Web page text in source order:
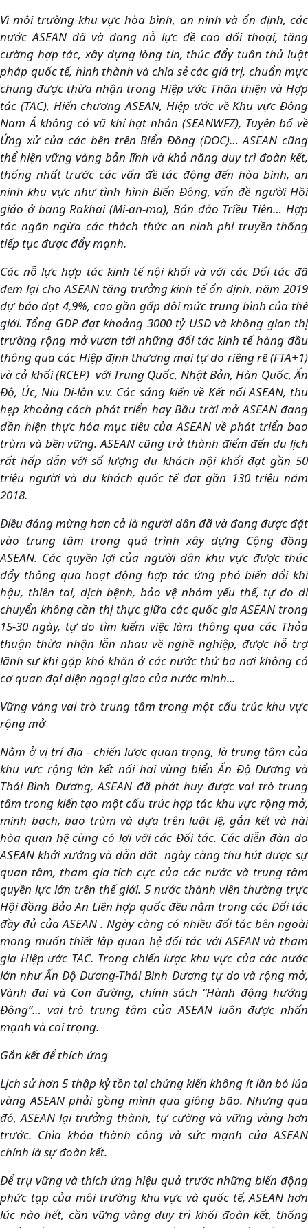
Vì môi trường khu vực hòa bình, an ninh và ổn định, các
nước ASEAN đã và đang nỗ lực đề cao đối thoại, tăng
cường hợp tác, xây dựng lòng tin, thúc đẩy tuân thủ luật
pháp quốc tế, hình thành và chia sẻ các giá trị, chuẩn mực
chung được thừa nhận trong Hiệp ước Thân thiện và Hợp
tác (TAC), Hiến chương ASEAN, Hiệp ước về Khu vực Đông
Nam Á không có vũ khí hạt nhân (SEANWFZ), Tuyên bố về
Ứng xử của các bên trên Biển Đông (DOC)… ASEAN cũng
thể hiện vững vàng bản lĩnh và khả năng duy trì đoàn kết,
thống nhất trước các vấn đề tác động đến hòa bình, an
ninh khu vực như tình hình Biển Đông, vấn đề người Hồi
giáo ở bang Rakhai (Mi-an-ma), Bán đảo Triều Tiên… Hợp
tác ngăn ngừa các thách thức an ninh phi truyền thống
tiếp tục được đẩy mạnh.
Các nỗ lực hợp tác kinh tế nội khối và với các Đối tác đã
đem lại cho ASEAN tăng trưởng kinh tế ổn định, năm 2019
dự báo đạt 4,9%, cao gần gấp đôi mức trung bình của thế
giới. Tổng GDP đạt khoảng 3000 tỷ USD và không gian thị
trường rộng mở vươn tới những đối tác kinh tế hàng đầu
thông qua các Hiệp định thương mại tự do riêng rẽ (FTA+1)
và cả khối (RCEP) với Trung Quốc, Nhật Bản, Hàn Quốc, Ấn
Độ, Úc, Niu Di-lân v.v. Các sáng kiến về Kết nối ASEAN, thu
hẹp khoảng cách phát triển hay Bầu trời mở ASEAN đang
dần hiện thực hóa mục tiêu của ASEAN về phát triển bao
trùm và bền vững. ASEAN cũng trở thành điểm đến du lịch
rất hấp dẫn với số lượng du khách nội khối đạt gần 50
triệu người và du khách quốc tế đạt gần 130 triệu năm
2018.
Điều đáng mừng hơn cả là người dân đã và đang được đặt
vào trung tâm trong quá trình xây dựng Cộng đồng
ASEAN. Các quyền lợi của người dân khu vực được thúc
đẩy thông qua hoạt động hợp tác ứng phó biến đổi khí
hậu, thiên tai, dịch bệnh, bảo vệ nhóm yếu thế, tự do di
chuyển không cần thị thực giữa các quốc gia ASEAN trong
15-30 ngày, tự do tìm kiếm việc làm thông qua các Thỏa
thuận thừa nhận lẫn nhau về nghề nghiệp, được hỗ trợ
lãnh sự khi gặp khó khăn ở các nước thứ ba nơi không có
cơ quan đại diện ngoại giao của nước mình...
Vững vàng vai trò trung tâm trong một cấu trúc khu vực
rộng mở
Nằm ở vị trí địa - chiến lược quan trọng, là trung tâm của
khu vực rộng lớn kết nối hai vùng biển Ấn Độ Dương và
Thái Bình Dương, ASEAN đã phát huy được vai trò trung
tâm trong kiến tạo một cấu trúc hợp tác khu vực rộng mở,
minh bạch, bao trùm và dựa trên luật lệ, gắn kết và hài
hòa quan hệ cùng có lợi với các Đối tác. Các diễn đàn do
ASEAN khởi xướng và dẫn dắt ngày càng thu hút được sự
quan tâm, tham gia tích cực của các nước và trung tâm
quyền lực lớn trên thế giới. 5 nước thành viên thường trực
Hội đồng Bảo An Liên hợp quốc đều nằm trong các Đối tác
đầy đủ của ASEAN . Ngày càng có nhiều đối tác bên ngoài
mong muốn thiết lập quan hệ đối tác với ASEAN và tham
gia Hiệp ước TAC. Trong chiến lược khu vực của các nước
lớn như Ấn Độ Dương-Thái Bình Dương tự do và rộng mở,
Vành đai và Con đường, chính sách “Hành động hướng
Đông”… vai trò trung tâm của ASEAN luôn được nhấn
mạnh và coi trọng.
Gắn kết để thích ứng
Lịch sử hơn 5 thập kỷ tồn tại chứng kiến không ít lần bó lúa
vàng ASEAN phải gồng mình qua giông bão. Nhưng qua
đó, ASEAN lại trưởng thành, tự cường và vững vàng hơn
trước. Chìa khóa thành công và sức mạnh của ASEAN
chính là sự đoàn kết.
Để trụ vững và thích ứng hiệu quả trước những biến động
phức tạp của môi trường khu vực và quốc tế, ASEAN hơn
lúc nào hết, cần vững vàng duy trì khối đoàn kết, thống